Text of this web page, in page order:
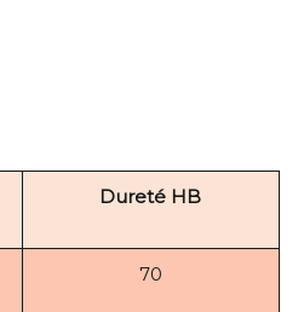
Dureté HB
70